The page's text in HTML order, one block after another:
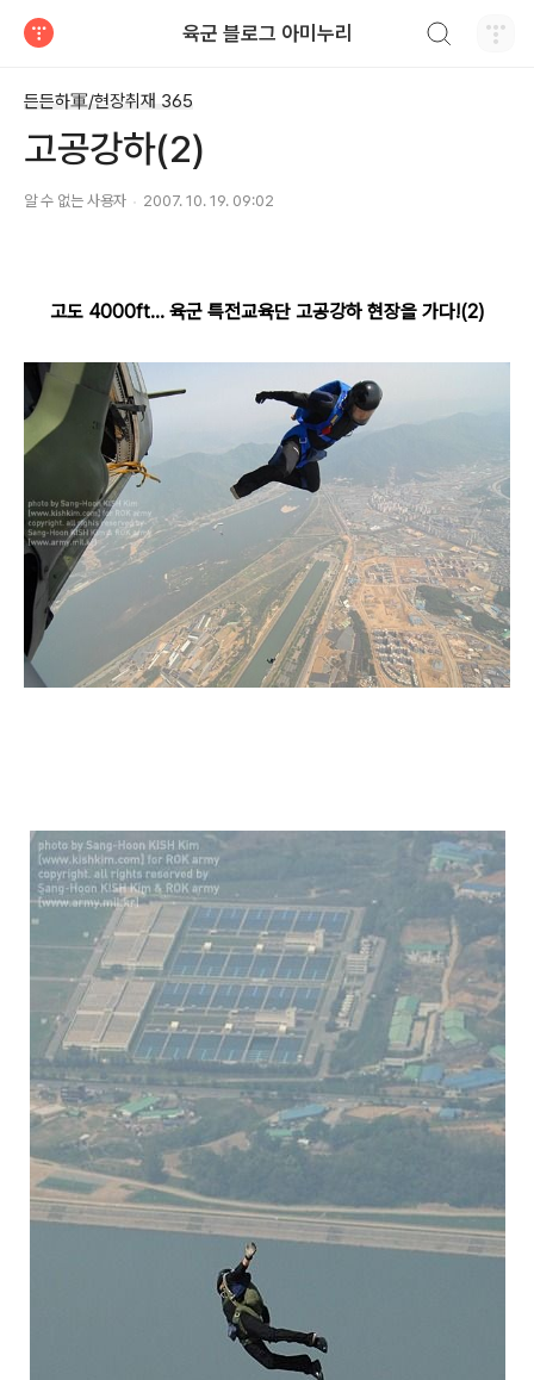
육군 블로그 아미누리
든든하軍/현장취재 365
고공강하(2)
알 수 없는 사용자 2007. 10. 19. 09:02
고도 4000ft... 육군 특전교육단 고공강하 현장을 가다!(2)